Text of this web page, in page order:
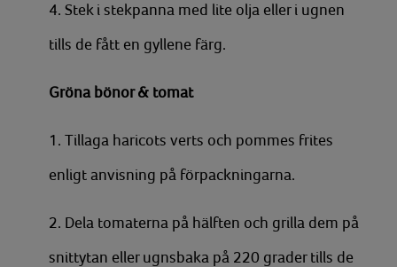
4. Stek i stekpanna med lite olja eller i ugnen
tills de fått en gyllene färg.
Gröna bönor & tomat
1. Tillaga haricots verts och pommes frites
enligt anvisning på förpackningarna.
2. Dela tomaterna på hälften och grilla dem på
snittytan eller ugnsbaka på 220 grader tills de